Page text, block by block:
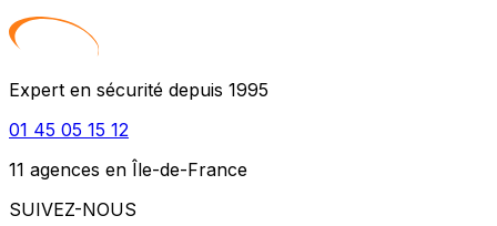
Expert en sécurité depuis 1995
01 45 05 15 12
11 agences en Île-de-France
SUIVEZ-NOUS